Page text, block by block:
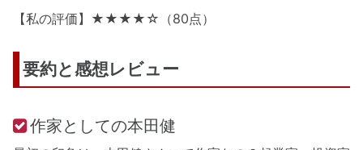
【私の評価】★★★★☆（80点）
要約と感想レビュー
作家としての本田健